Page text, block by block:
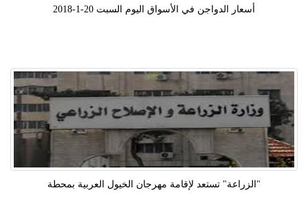
أسعار الدواجن في الأسواق اليوم السبت 20-1-2018
"الزراعة" تستعد لإقامة مهرجان الخيول العربية بمحطة